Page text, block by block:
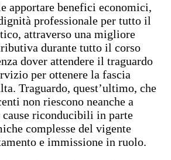
apportare benefici economici,
professionale per tutto il
attraverso una migliore
durante tutto il corso
dover attendere il traguardo
per ottenere la fascia
Traguardo, quest’ultimo, che
non riescono neanche a
cause riconducibili in parte
complesse del vigente
e immissione in ruolo.